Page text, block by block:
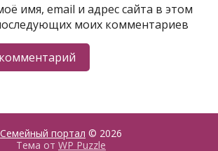
имя, email и адрес сайта в этом
моих комментариев
Семейный портал © 2026
Тема от WP Puzzle